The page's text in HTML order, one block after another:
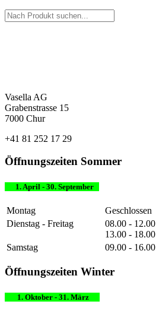
Vasella AG
Grabenstrasse 15
7000 Chur
+41 81 252 17 29
Öffnungszeiten Sommer
1. April - 30. September
Montag
Geschlossen
Dienstag - Freitag
08.00 - 12.00
13.00 - 18.00
Samstag
09.00 - 16.00
Öffnungszeiten Winter
1. Oktober - 31. März